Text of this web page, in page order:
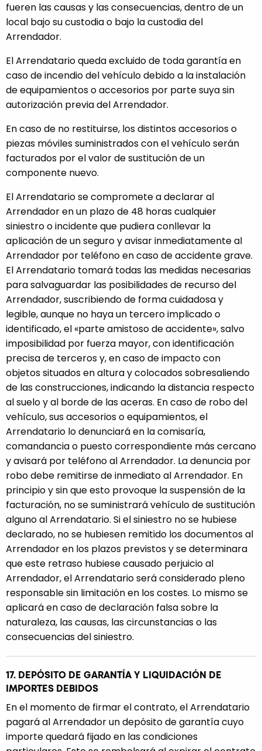
fueren las causas y las consecuencias, dentro de un
local bajo su custodia o bajo la custodia del
Arrendador.
El Arrendatario queda excluido de toda garantía en
caso de incendio del vehículo debido a la instalación
de equipamientos o accesorios por parte suya sin
autorización previa del Arrendador.
En caso de no restituirse, los distintos accesorios o
piezas móviles suministrados con el vehículo serán
facturados por el valor de sustitución de un
componente nuevo.
El Arrendatario se compromete a declarar al
Arrendador en un plazo de 48 horas cualquier
siniestro o incidente que pudiera conllevar la
aplicación de un seguro y avisar inmediatamente al
Arrendador por teléfono en caso de accidente grave.
El Arrendatario tomará todas las medidas necesarias
para salvaguardar las posibilidades de recurso del
Arrendador, suscribiendo de forma cuidadosa y
legible, aunque no haya un tercero implicado o
identificado, el «parte amistoso de accidente», salvo
imposibilidad por fuerza mayor, con identificación
precisa de terceros y, en caso de impacto con
objetos situados en altura y colocados sobresaliendo
de las construcciones, indicando la distancia respecto
al suelo y al borde de las aceras. En caso de robo del
vehículo, sus accesorios o equipamientos, el
Arrendatario lo denunciará en la comisaría,
comandancia o puesto correspondiente más cercano
y avisará por teléfono al Arrendador. La denuncia por
robo debe remitirse de inmediato al Arrendador. En
principio y sin que esto provoque la suspensión de la
facturación, no se suministrará vehículo de sustitución
alguno al Arrendatario. Si el siniestro no se hubiese
declarado, no se hubiesen remitido los documentos al
Arrendador en los plazos previstos y se determinara
que este retraso hubiese causado perjuicio al
Arrendador, el Arrendatario será considerado pleno
responsable sin limitación en los costes. Lo mismo se
aplicará en caso de declaración falsa sobre la
naturaleza, las causas, las circunstancias o las
consecuencias del siniestro.
17. DEPÓSITO DE GARANTÍA Y LIQUIDACIÓN DE
IMPORTES DEBIDOS
En el momento de firmar el contrato, el Arrendatario
pagará al Arrendador un depósito de garantía cuyo
importe quedará fijado en las condiciones